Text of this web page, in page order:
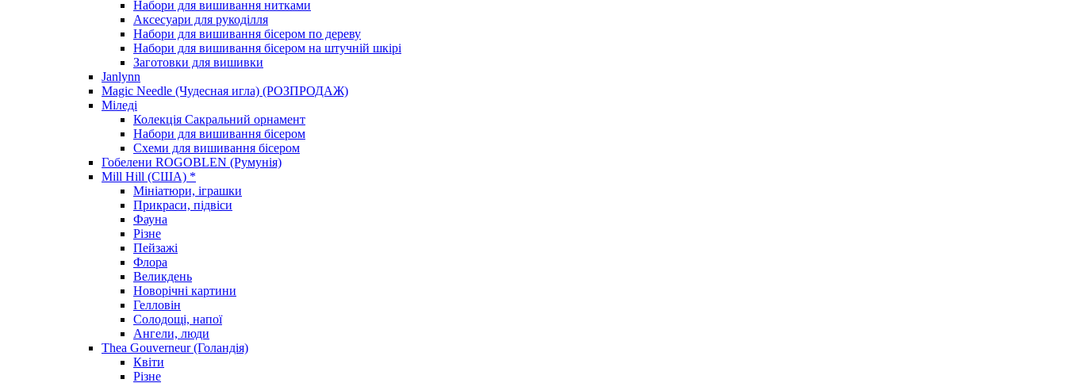
Набори для вишивання нитками
Аксесуари для рукоділля
Набори для вишивання бісером по дереву
Набори для вишивання бісером на штучній шкірі
Заготовки для вишивки
Janlynn
Magic Needle (Чудесная игла) (РОЗПРОДАЖ)
Міледі
Колекція Сакральний орнамент
Набори для вишивання бісером
Схеми для вишивання бісером
Гобелени ROGOBLEN (Румунія)
Mill Hill (США) *
Мініатюри, іграшки
Прикраси, підвіси
Фауна
Різне
Пейзажі
Флора
Великдень
Новорічні картини
Гелловін
Солодощі, напої
Ангели, люди
Thea Gouverneur (Голандія)
Квіти
Різне